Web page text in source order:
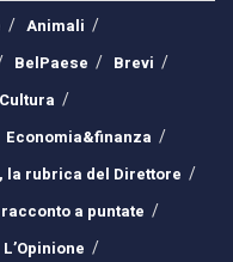
Animali
BelPaese
Brevi
Cultura
Economia&finanza
la rubrica del Direttore
a puntate
L’Opinione